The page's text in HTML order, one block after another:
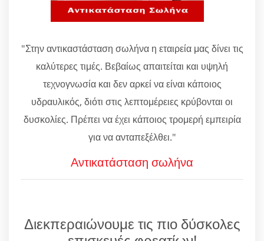
"Στην αντικαστάσταση σωλήνα η εταιρεία μας δίνει τις
καλύτερες τιμές. Βεβαίως απαιτείται και υψηλή
τεχνογνωσία και δεν αρκεί να είναι κάποιος
υδραυλικός, διότι στις λεπτομέρειες κρύβονται οι
δυσκολίες. Πρέπει να έχει κάποιος τρομερή εμπειρία
για να ανταπεξέλθει."
Αντικατάσταση σωλήνα
Διεκπεραιώνουμε τις πιο δύσκολες